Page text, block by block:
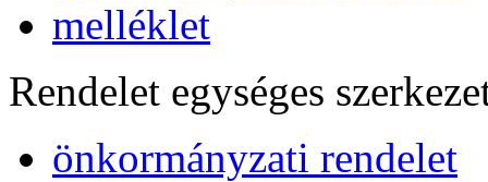
melléklet
Rendelet egységes
önkormányzati rendelet